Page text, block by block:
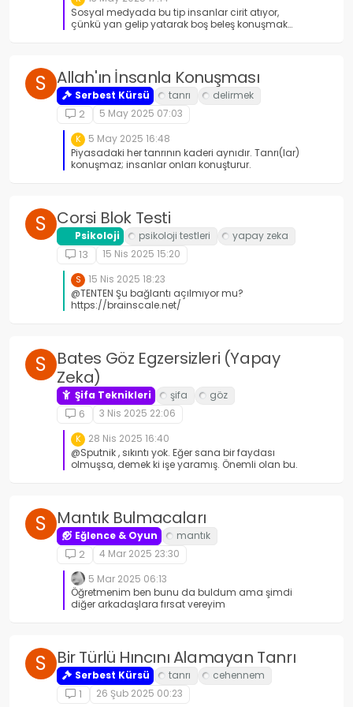
Sosyal medyada bu tip insanlar cirit atıyor,
çünkü yan gelip yatarak boş beleş konuşmak
aldırmayan, dünyayı ve memleketi sözde
kurtaran, din tacirliği yapan vs, vs, vs. Bunlara
kafa yormaya değmez.
S Allah'ın İnsanla Konuşması
Serbest Kürsü
2
5 May 2025 07:03
K
5 May 2025 16:48
Piyasadaki her tanrının kaderi aynıdır. Tanrı(lar)
konuşmaz; insanlar onları konuşturur.
S Corsi Blok Testi
Psikoloji
13
15 Nis 2025 15:20
S
15 Nis 2025 18:23
@TENTEN Şu bağlantı açılmıyor mu?
https://brainscale.net/
S Bates Göz Egzersizleri (Yapay
Zeka)
Şifa Teknikleri
6
3 Nis 2025 22:06
K
28 Nis 2025 16:40
@Sputnik , sıkıntı yok. Eğer sana bir faydası
olmuşsa, demek ki işe yaramış. Önemli olan bu.
S Mantık Bulmacaları
Eğlence & Oyun
2
4 Mar 2025 23:30
5 Mar 2025 06:13
Öğretmenim ben bunu da buldum ama şimdi
diğer arkadaşlara fırsat vereyim
S Bir Türlü Hıncını Alamayan Tanrı
Serbest Kürsü
1
26 Şub 2025 00:23